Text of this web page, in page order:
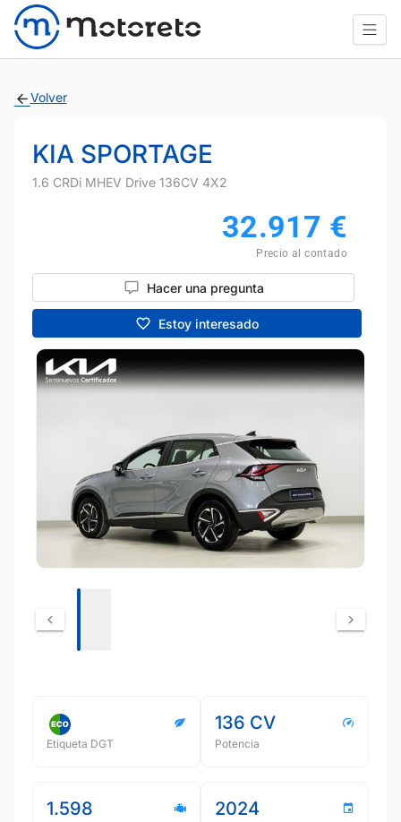
Volver
KIA SPORTAGE
1.6 CRDi MHEV Drive 136CV 4X2
32.917 €
Precio al contado
Hacer una pregunta
Estoy interesado
Etiqueta DGT
136 CV
Potencia
1.598 2024